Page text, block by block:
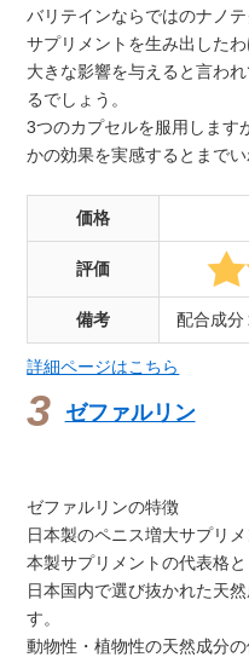
バリテインならではのナノ
サプリメントを生み出した
大きな影響を与えると言わ
るでしょう。
3つのカプセルを服用します
かの効果を実感するとまでい
価格
評価
備考 配合成分
詳細ページはこちら
ゼファルリン
ゼファルリンの特徴
日本製のペニス増大サプリ
本製サプリメントの代表格
日本国内で選び抜かれた天
す。
動物性・植物性の天然成分